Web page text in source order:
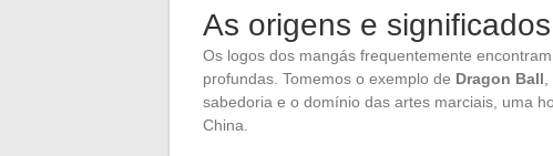
As origens e
Os logos dos mangás frequentemente
profundas. Tomemos o exemplo de Dragon Ball
sabedoria e o domínio das artes marciais, uma
China.